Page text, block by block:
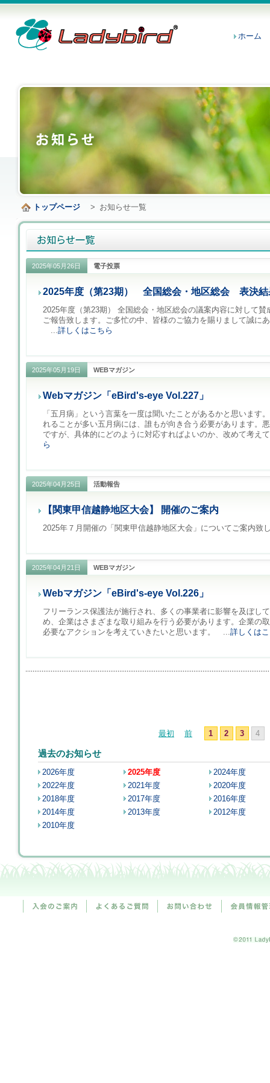
ホーム
トップページ > お知らせ一覧
2025年05月26日 電子投票
2025年度（第23期） 全国総会・地区総会 表決結
2025年度（第23期） 全国総会・地区総会の議案内容に対して
ご報告致します。ご多忙の中、皆様のご協力を賜りまして誠に
...詳しくはこちら
2025年05月19日 WEBマガジン
Webマガジン「eBird's-eye Vol.227」
「五月病」という言葉を一度は聞いたことがあるかと思います
れることが多い五月病には、誰もが向き合う必要があります。
ですが、具体的にどのように対応すればよいのか、改めて考
ら
2025年04月25日 活動報告
【関東甲信越静地区大会】 開催のご案内
2025年７月開催の「関東甲信越静地区大会」についてご案内
2025年04月21日 WEBマガジン
Webマガジン「eBird's-eye Vol.226」
フリーランス保護法が施行され、多くの事業者に影響を及ぼし
め、企業はさまざまな取り組みを行う必要があります。企業の
必要なアクションを考えていきたいと思います。 ...詳しくは
最初 前 1 2 3 4
過去のお知らせ
2026年度 2025年度
2024年度
2022年度
2021年度
2020年度
2018年度
2017年度
2016年度
2014年度
2013年度
2012年度
2010年度